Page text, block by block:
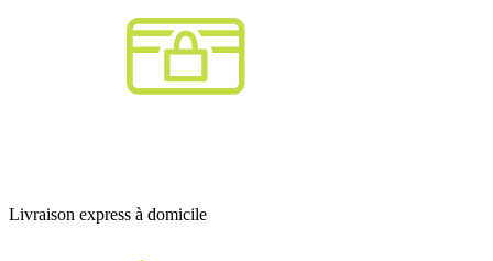
Livraison express à domicile